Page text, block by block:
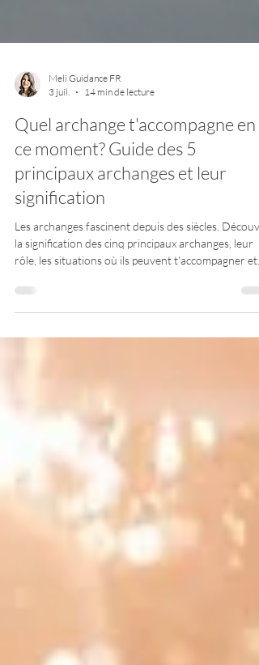
Meli Guidance FR
3 juil.
14 min de lecture
Quel archange t'accompagne en
ce moment? Guide des 5
principaux archanges et leur
signification
Les archanges fascinent depuis des siècles.
comment développer une connexion plus consciente